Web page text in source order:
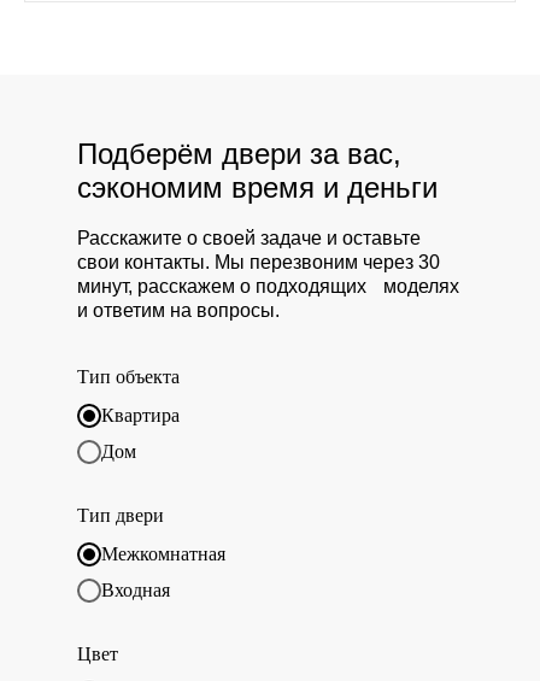
Тип объекта
Квартира
Дом
Тип двери
Межкомнатная
Входная
Цвет
Расскажите о своей задаче и оставьте
свои контакты. Мы перезвоним через 30
минут, расскажем о подходящих моделях
и ответим на вопросы.
Подберём двери за вас,
сэкономим время и деньги